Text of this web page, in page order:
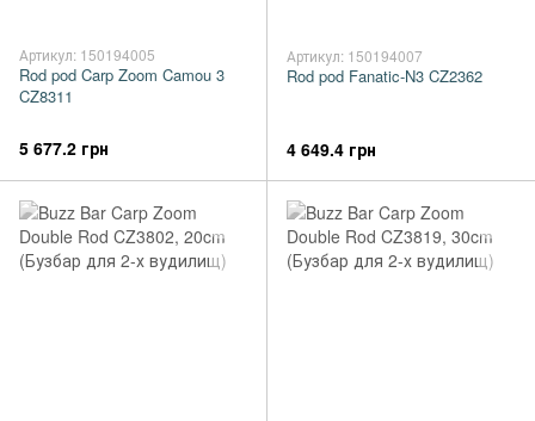
Артикул: 150194005
Rod pod Carp Zoom Camou 3
CZ8311
5 677.2 грн
Артикул: 150194007
Rod pod Fanatic-N3 CZ2362
4 649.4 грн